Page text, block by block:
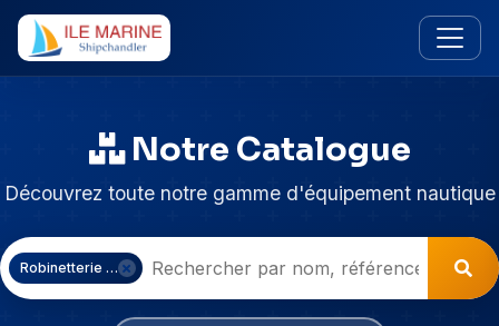
Notre Catalogue
Découvrez toute notre gamme d'équipement nautique
Robinetterie & Chauffe-eau